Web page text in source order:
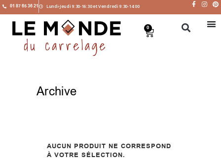
01 87 65 36 21 Lundi-Jeudi 9:30-16:30 et Vendredi 9:30-14:00
0
Archive
AUCUN PRODUIT NE CORRESPOND
À VOTRE SÉLECTION.